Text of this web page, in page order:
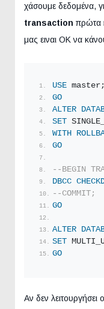
χάσουμε δεδομένα,
transaction πρώτα
μας ειναι ΟΚ να
USE master;
GO
ALTER
SET
WITH
GO
--BEGIN
DBCC
--COMMIT;
GO
ALTER
SET
GO
Αν δεν λειτουργήσει